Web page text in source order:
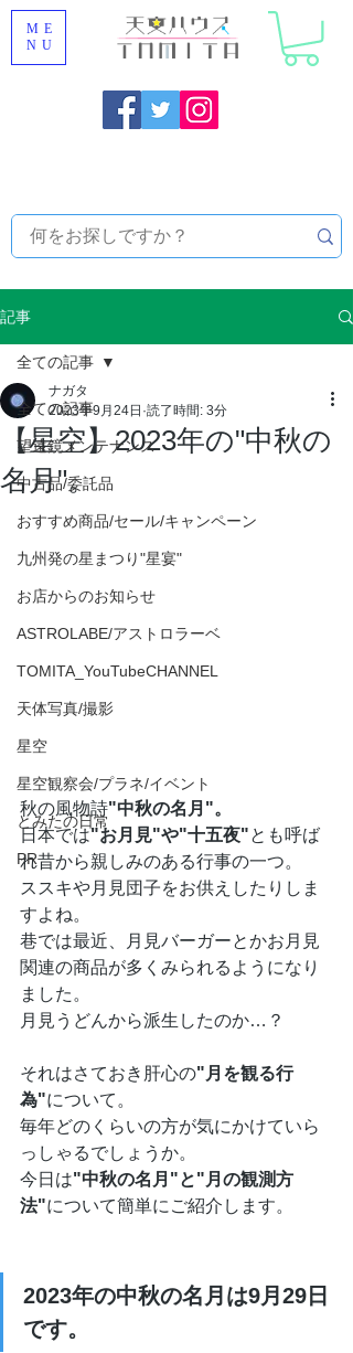
ME
NU
記事
全ての記事
望遠鏡メンテナンス
中古品/委託品
おすすめ商品/セール/キャンペーン
九州発の星まつり"星宴"
お店からのお知らせ
ASTROLABE/アストロラーベ
TOMITA_YouTubeCHANNEL
天体写真/撮影
星空
星空観察会/プラネ/イベント
とみたの日常
PR
全ての記事
【星空】2023年の"中秋の
名月"。
ナガタ
2023年9月24日 読了時間: 3分
秋の風物詩"中秋の名月"。
日本では"お月見"や"十五夜"とも呼ば
れ昔から親しみのある行事の一つ。
ススキや月見団子をお供えしたりしま
すよね。
巷では最近、月見バーガーとかお月見
関連の商品が多くみられるようになり
ました。
月見うどんから派生したのか…？
それはさておき肝心の"月を観る行
為"について。
毎年どのくらいの方が気にかけていら
っしゃるでしょうか。
今日は"中秋の名月"と"月の観測方
法"について簡単にご紹介します。
2023年の中秋の名月は9月29日
です。